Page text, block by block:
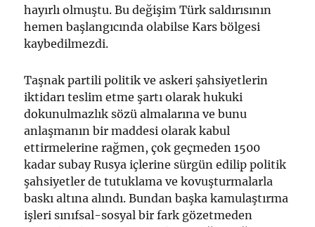
hayırlı olmuştu. Bu değişim Türk saldırısının
hemen başlangıcında olabilse Kars bölgesi
kaybedilmezdi.
Taşnak partili politik ve askeri şahsiyetlerin
iktidarı teslim etme şartı olarak hukuki
dokunulmazlık sözü almalarına ve bunu
anlaşmanın bir maddesi olarak kabul
ettirmelerine rağmen, çok geçmeden 1500
kadar subay Rusya içlerine sürgün edilip politik
şahsiyetler de tutuklama ve kovuşturmalarla
baskı altına alındı. Bundan başka kamulaştırma
işleri sınıfsal-sosyal bir fark gözetmeden